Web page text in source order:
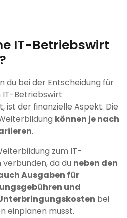
IT-Betriebswirt
du bei der Entscheidung für
IT-Betriebswirt
ist der finanzielle Aspekt. Die
können je nach
.
zum IT-
da du neben den
Ausgaben für
und
bei
einplanen musst.